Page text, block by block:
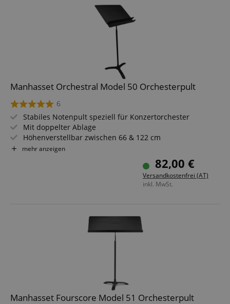
Manhasset Orchestral Model 50 Orchesterpult
6
Stabiles Notenpult speziell für Konzertorchester
Mit doppelter Ablage
Höhenverstellbar zwischen 66 & 122 cm
Breite Notenauflage 51 cm x 30 cm
Max. Belastung von bis zu 3 kg möglich
mehr anzeigen
82,00 €
Versandkostenfrei (AT)
inkl. MwSt.
Manhasset Fourscore Model 51 Orchesterpult